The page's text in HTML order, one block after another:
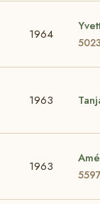
1964
1963
1963